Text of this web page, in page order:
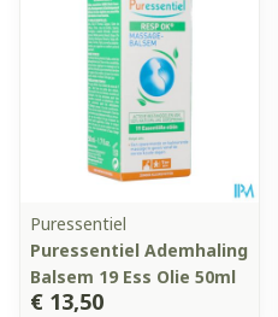
Puressentiel
Puressentiel Ademhaling
Balsem 19 Ess Olie 50ml
€ 13,50